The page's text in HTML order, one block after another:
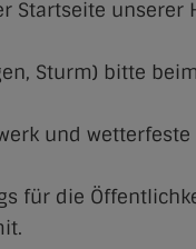
Startseite unserer
Sturm) bitte
und
für die